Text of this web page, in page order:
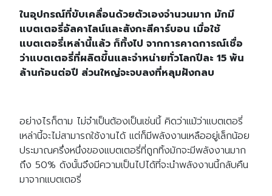
ในอุปกรณ์ที่ขับเคลื่อนด้วยตัวเองจำนวนมาก มักมี
แบตเตอรี่อัลคาไลน์และสังกะสีคาร์บอน เมื่อใช้
แบตเตอรี่เหล่านี้แล้ว ก็ทิ้งไป จากการคาดการณ์เชื่อ
ว่าแบตเตอรี่ที่ผลิตขึ้นและจำหน่ายทั่วโลกปีละ 15 พัน
ล้านก้อนต่อปี ส่วนใหญ่จะจบลงที่หลุมฝังกลบ
อย่างไรก็ตาม ไม่จำเป็นต้องเป็นเช่นนี้ คิดว่าแม้ว่าแบตเตอรี่
เหล่านี้จะไม่สามารถใช้งานได้ แต่ก็มีพลังงานเหลืออยู่เล็กน้อย
ประมาณครึ่งหนึ่งของแบตเตอรี่ที่ถูกทิ้งมักจะมีพลังงานมาก
ถึง 50% ดังนั้นจึงมีความเป็นไปได้ที่จะนำพลังงานนี้กลับคืน
มาจากแบตเตอรี่